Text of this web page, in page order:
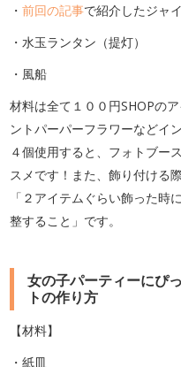
・前回の記事で紹介したジャ
・水玉ランタン（提灯）
・風船
材料は全て１００円SHOPの
ントパーパーフラワーなどイ
４個使用すると、フォトブー
スメです！また、飾り付ける
「２アイテムぐらい飾った時
整すること」です。
女の子パーティーにぴ
トの作り方
【材料】
・紙皿